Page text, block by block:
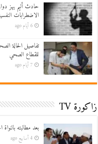
حادث أليم يهز
الاضطرابات
6 أيام ago
تفاصيل الحالة
للقطاع الصحي
7 أيام ago
زاكورة TV
بعد مطالبته
4 أسابيع ago